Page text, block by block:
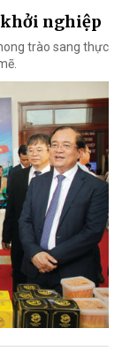
nghiệp
trào sang thực